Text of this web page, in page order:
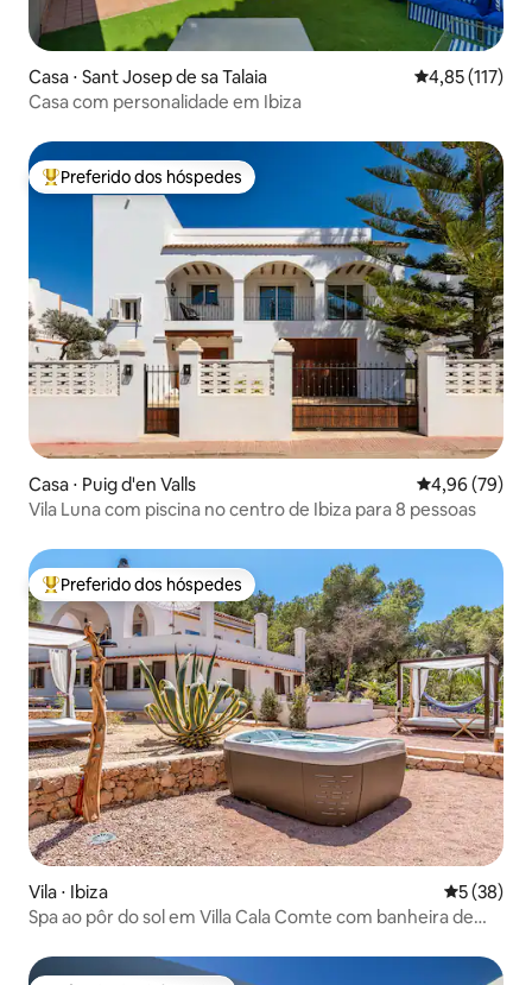
Casa ⋅ Sant Josep de sa Talaia 4,85 de uma
4,85 (117)
Casa com personalidade em Ibiza
Entre os melhores preferidos dos hóspedes
Preferido dos hóspedes
Casa ⋅ Puig d'en Valls 4,96 de uma
4,96 (79)
Vila Luna com piscina no centro de Ibiza para 8 pessoas
Entre os melhores preferidos dos hóspedes
Preferido dos hóspedes
Vila ⋅ Ibiza 5 de uma
5 (38)
Spa ao pôr do sol em Villa Cala Comte com banheira de